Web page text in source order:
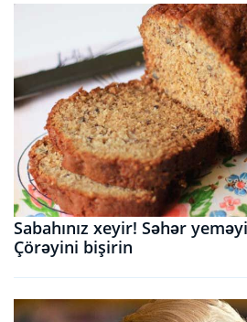
Sabahınız xeyir! Səhər
Çörəyini bişirin